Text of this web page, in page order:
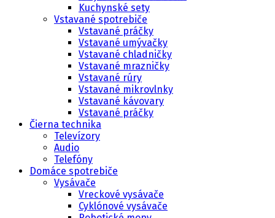
Kuchynské sety
Vstavané spotrebiče
Vstavané práčky
Vstavané umývačky
Vstavané chladničky
Vstavané mrazničky
Vstavané rúry
Vstavané mikrovlnky
Vstavané kávovary
Vstavané práčky
Čierna technika
Televízory
Audio
Telefóny
Domáce spotrebiče
Vysávače
Vreckové vysávače
Cyklónové vysávače